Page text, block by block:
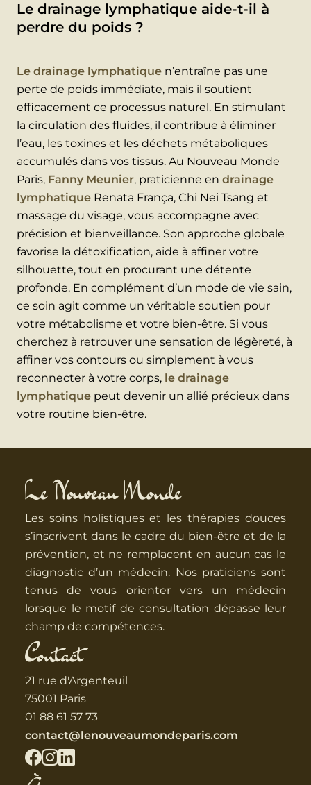
Le drainage lymphatique aide-t-il à
perdre du poids ?
Le drainage lymphatique n’entraîne pas une
perte de poids immédiate, mais il soutient
efficacement ce processus naturel. En stimulant
la circulation des fluides, il contribue à éliminer
l’eau, les toxines et les déchets métaboliques
accumulés dans vos tissus. Au Nouveau Monde
Paris, Fanny Meunier, praticienne en drainage
lymphatique Renata França, Chi Nei Tsang et
massage du visage, vous accompagne avec
précision et bienveillance. Son approche globale
favorise la détoxification, aide à affiner votre
silhouette, tout en procurant une détente
profonde. En complément d’un mode de vie sain,
ce soin agit comme un véritable soutien pour
votre métabolisme et votre bien-être. Si vous
cherchez à retrouver une sensation de légèreté, à
affiner vos contours ou simplement à vous
reconnecter à votre corps, le drainage
lymphatique peut devenir un allié précieux dans
votre routine bien-être.
Le Nouveau Monde
Les soins holistiques et les thérapies douces
s’inscrivent dans le cadre du bien-être et de la
prévention, et ne remplacent en aucun cas le
diagnostic d’un médecin. Nos praticiens sont
tenus de vous orienter vers un médecin
lorsque le motif de consultation dépasse leur
champ de compétences.
Contact
21 rue d'Argenteuil
75001 Paris
01 88 61 57 73
contact@lenouveaumondeparis.com